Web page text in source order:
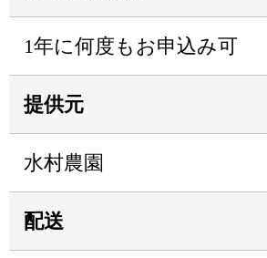
1年に何度もお申込み可
提供元
水村農園
配送